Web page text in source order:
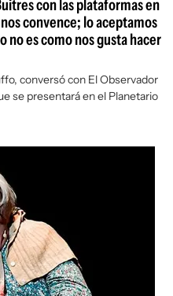
con las plataformas en
convence; lo aceptamos
no es como nos gusta hacer
conversó con El Observador
se presentará en el Planetario